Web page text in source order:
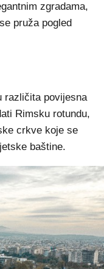
zgradama,
pruža pogled
različita povijesna
Rimsku rotundu,
crkve koje se
baštine.